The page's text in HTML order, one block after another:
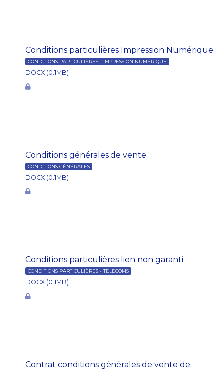
Conditions particulières Impression Numérique
CONDITIONS PARTICULIÈRES - IMPRESSION NUMÉRIQUE
DOCX (0.1MB)
Conditions générales de vente
CONDITIONS GÉNÉRALES
DOCX (0.1MB)
Conditions particulières lien non garanti
CONDITIONS PARTICULIÈRES - TÉLÉCOMS
DOCX (0.1MB)
Contrat conditions générales de vente de